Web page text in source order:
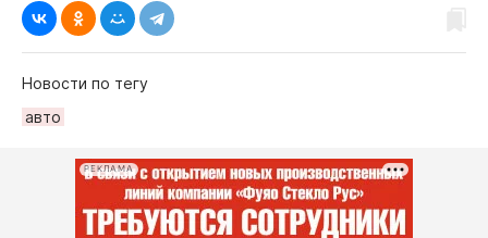
Новости по тегу
авто
РЕКЛАМА